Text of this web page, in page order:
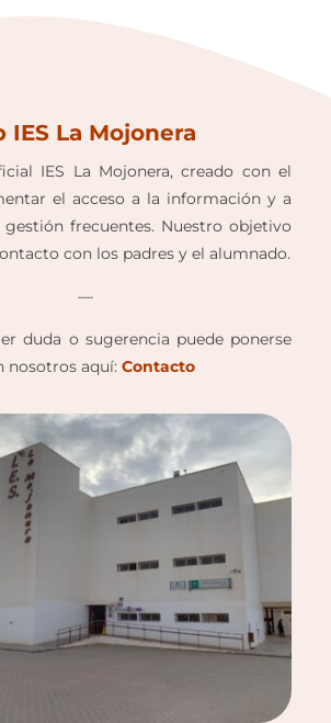
La Mojonera
IES La Mojonera, creado con el
el acceso a la información y a
frecuentes. Nuestro objetivo
con los padres y el alumnado.
—
duda o sugerencia puede ponerse
nosotros aquí: Contacto